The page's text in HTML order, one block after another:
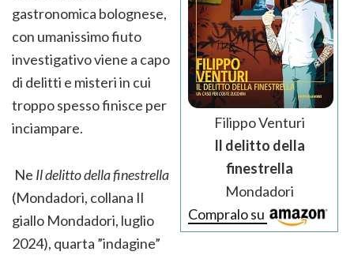
Filippo Venturi
Il delitto della
finestrella
Mondadori
Compralo su
gastronomica bolognese,
con umanissimo fiuto
investigativo viene a capo
di delitti e misteri in cui
troppo spesso finisce per
inciampare.
Ne Il delitto della finestrella
(Mondadori, collana Il
giallo Mondadori, luglio
2024), quarta ”indagine”